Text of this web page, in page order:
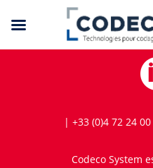
| +33 (0)4 72 24
Codeco System